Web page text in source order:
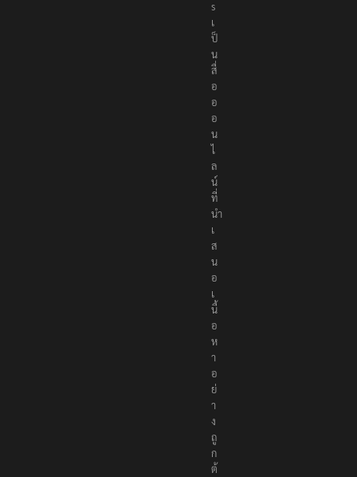
s
เ
ป็
น
สื่
อ
อ
อ
น
ไ
ล
น์
ที่
นำ
เ
ส
น
อ
เ
นื้
อ
ห
า
อ
ย่
า
ง
ถู
ก
ต้